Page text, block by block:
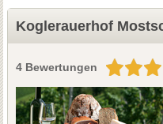
Koglerauerhof
4 Bewertungen